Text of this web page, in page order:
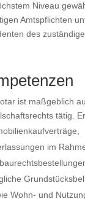
Niveau
Amtspflichten
des
ist maßgeblich
tätig.
im
Wohn- und